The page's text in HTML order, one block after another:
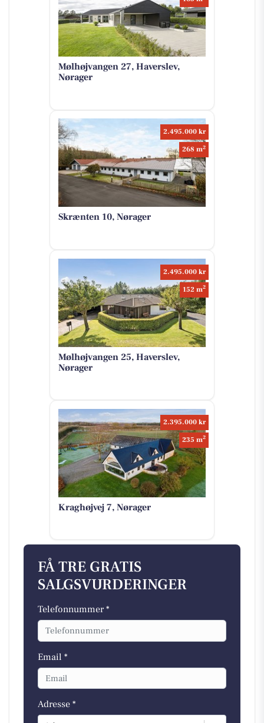
Mølhøjvangen 27, Haverslev,
Nørager
2.495.000 kr
268 m2
Skrænten 10, Nørager
2.495.000 kr
152 m2
Mølhøjvangen 25, Haverslev,
Nørager
2.395.000 kr
235 m2
Kraghøjvej 7, Nørager
FÅ TRE GRATIS
SALGSVURDERINGER
Telefonnummer *
Email *
Adresse *